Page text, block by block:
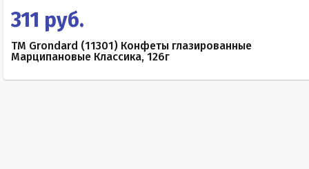
311 руб.
TM Grondard (11301) Конфеты глазированные
Марципановые Классика, 126г